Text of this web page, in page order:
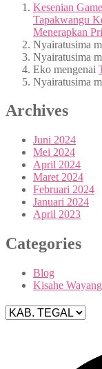
Kesenian
Tapakwangu
Menerapkan
Nyairatusima
Nyairatusima
Eko mengenai
Nyairatusima
Archives
Juni 2024
Mei 2024
April 2024
Maret 2024
Februari 2024
Januari 2024
April 2023
Categories
Blog
Kisahe Wayang